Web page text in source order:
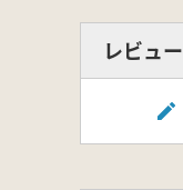
レビュー